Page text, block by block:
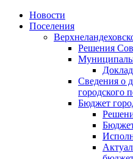
Skip
Новости
Поселения
Решения
Сведения о
городского
Бюджет